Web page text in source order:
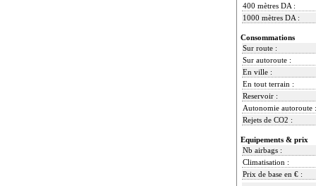
400 mètres DA :
1000 mètres DA :
Consommations
Sur route :
Sur autoroute :
En ville :
En tout terrain :
Reservoir :
Autonomie autoroute :
Rejets de CO2 :
Equipements & prix
Nb airbags :
Climatisation :
Prix de base en € :